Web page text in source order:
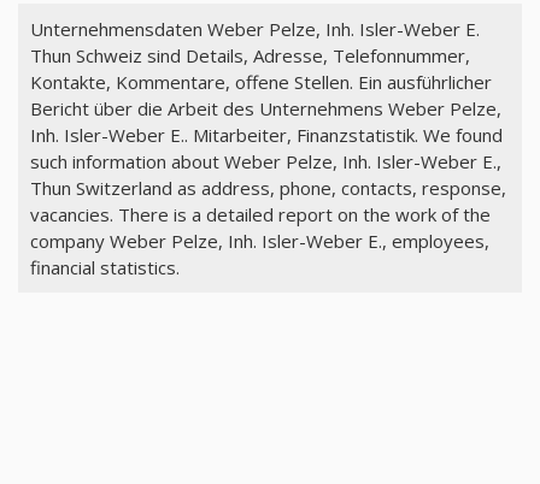
Unternehmensdaten Weber Pelze, Inh. Isler-Weber E.
Thun Schweiz sind Details, Adresse, Telefonnummer,
Kontakte, Kommentare, offene Stellen. Ein ausführlicher
Bericht über die Arbeit des Unternehmens Weber Pelze,
Inh. Isler-Weber E.. Mitarbeiter, Finanzstatistik. We found
such information about Weber Pelze, Inh. Isler-Weber E.,
Thun Switzerland as address, phone, contacts, response,
vacancies. There is a detailed report on the work of the
company Weber Pelze, Inh. Isler-Weber E., employees,
financial statistics.